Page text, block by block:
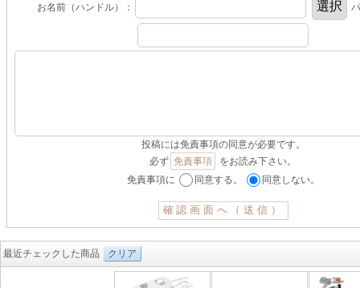
お名前（ハンドル）：
投稿には免責事項の同意が必要です。
必ず 免責事項
をお読み下さい。
免責事項に
同意する。 同意しない。
最近チェックした商品 クリア